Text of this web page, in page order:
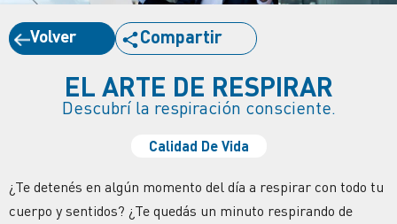
Volver Compartir
EL ARTE DE RESPIRAR
Descubrí la respiración consciente.
Calidad De Vida
¿Te detenés en algún momento del día a respirar con todo tu
cuerpo y sentidos? ¿Te quedás un minuto respirando de